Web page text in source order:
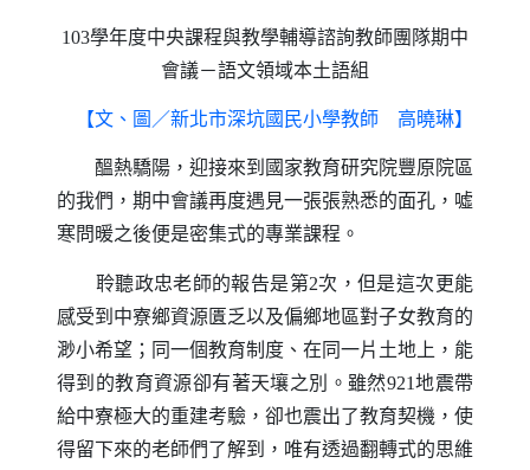
103學年度中央課程與教學輔導諮詢教師團隊期中
會議－語文領域本土語組
【文、圖／新北市深坑國民小學教師 高曉琳】
醞熱驕陽，迎接來到國家教育研究院豐原院區
的我們，期中會議再度遇見一張張熟悉的面孔，噓
寒問暖之後便是密集式的專業課程。
聆聽政忠老師的報告是第2次，但是這次更能
感受到中寮鄉資源匱乏以及偏鄉地區對子女教育的
渺小希望；同一個教育制度、在同一片土地上，能
得到的教育資源卻有著天壤之別。雖然921地震帶
給中寮極大的重建考驗，卻也震出了教育契機，使
得留下來的老師們了解到，唯有透過翻轉式的思維